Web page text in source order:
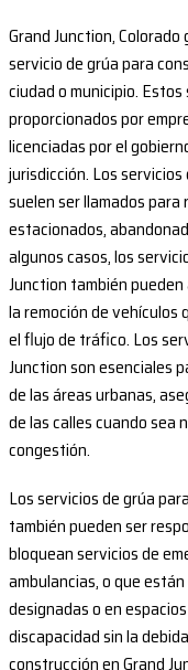
Grand Junction,
servicio de grúa para
ciudad o municipio.
proporcionados por
licenciadas por el
jurisdicción. Los
suelen ser llamados
estacionados,
algunos casos, los
Junction también
la remoción de vehículos
el flujo de tráfico. Los
Junction son esenciales
de las áreas urbanas,
de las calles cuando sea
congestión.
Los servicios de grúa
también pueden ser
bloquean servicios de
ambulancias, o que
designadas o en
discapacidad sin la
construcción en Grand